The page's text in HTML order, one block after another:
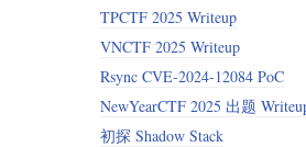
TPCTF 2025 Writeup
VNCTF 2025 Writeup
Rsync CVE-2024-12084 PoC
NewYearCTF 2025 出题
初探 Shadow Stack